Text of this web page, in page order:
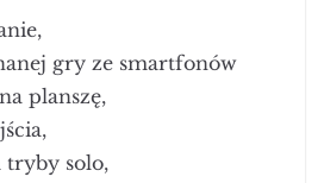
gry ze smartfonów
planszę,
tryby solo,